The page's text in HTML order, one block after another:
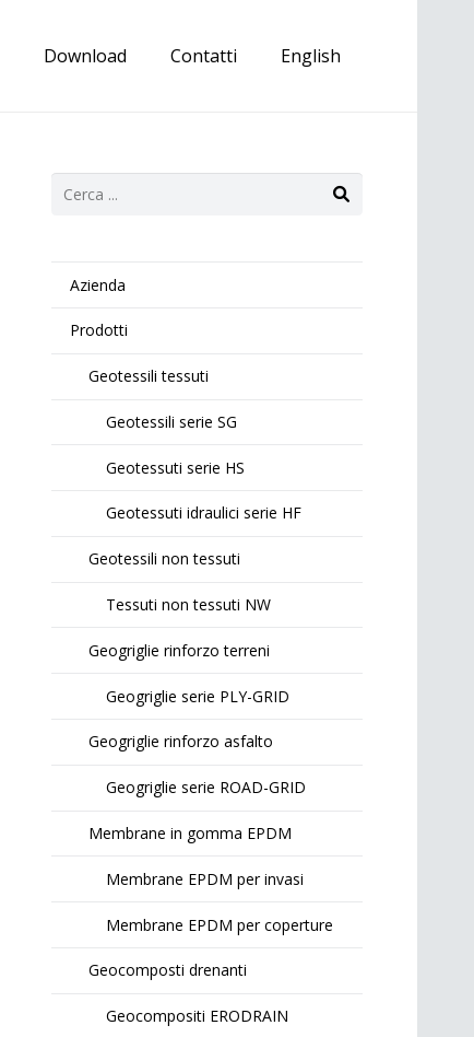
Download Contatti English
Azienda
Prodotti
Geotessili tessuti
Geotessili serie SG
Geotessuti serie HS
Geotessuti idraulici serie HF
Geotessili non tessuti
Tessuti non tessuti NW
Geogriglie rinforzo terreni
Geogriglie serie PLY-GRID
Geogriglie rinforzo asfalto
Geogriglie serie ROAD-GRID
Membrane in gomma EPDM
Membrane EPDM per invasi
Membrane EPDM per coperture
Geocomposti drenanti
Geocompositi ERODRAIN